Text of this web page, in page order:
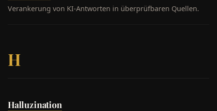
Verankerung von KI-Antworten in überprüfbaren Quellen.
H
Halluzination